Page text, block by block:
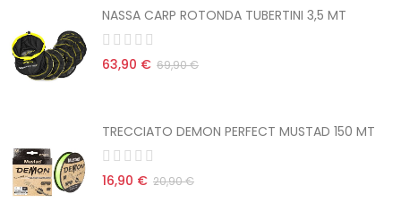
NASSA CARP ROTONDA TUBERTINI 3,5 MT
63,90 € 69,90 €
TRECCIATO DEMON PERFECT MUSTAD 150 MT
16,90 € 20,90 €